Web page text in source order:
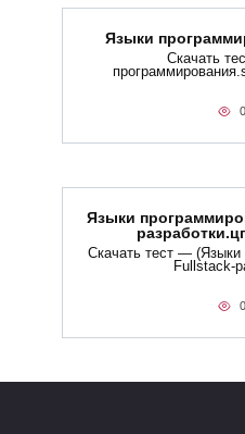
Языки
Скачать
0
Языки
Скачать тест — (Языки
Fullstack-
0